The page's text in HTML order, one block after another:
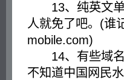
13、纯英文单
人就免了吧。(谁
mobile.com)
14、有些域名
不知道中国网民